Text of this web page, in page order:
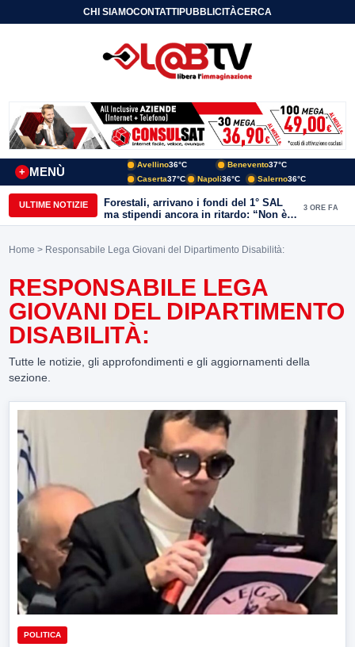
CHI SIAMOCONTATTIPUBBLICITÀCERCA
MENÙ
+
Avellino36°C Benevento37°C
Caserta37°C Napoli36°C Salerno36°C
ULTIME NOTIZIE
Forestali, arrivano i fondi del 1° SAL
ma stipendi ancora in ritardo: “Non è
più sostenibile”
3 ORE FA
Home > Responsabile Lega Giovani del Dipartimento Disabilità:
RESPONSABILE LEGA
GIOVANI DEL DIPARTIMENTO
DISABILITÀ:
Tutte le notizie, gli approfondimenti e gli aggiornamenti della
sezione.
POLITICA